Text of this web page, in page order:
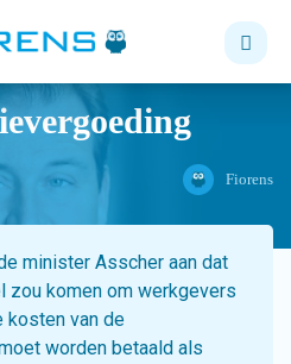
Fiorens
minister Asscher aan dat
zou komen om werkgevers
kosten van de
worden betaald als